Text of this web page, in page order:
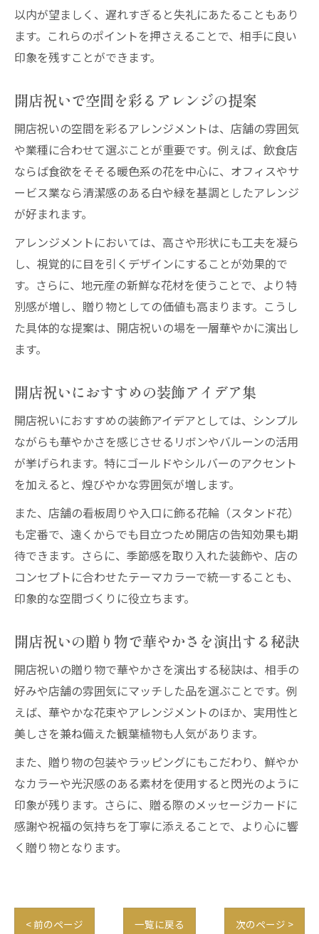
以内が望ましく、遅れすぎると失礼にあたることもあり
ます。これらのポイントを押さえることで、相手に良い
印象を残すことができます。
開店祝いで空間を彩るアレンジの提案
開店祝いの空間を彩るアレンジメントは、店舗の雰囲気
や業種に合わせて選ぶことが重要です。例えば、飲食店
ならば食欲をそそる暖色系の花を中心に、オフィスやサ
ービス業なら清潔感のある白や緑を基調としたアレンジ
が好まれます。
アレンジメントにおいては、高さや形状にも工夫を凝ら
し、視覚的に目を引くデザインにすることが効果的で
す。さらに、地元産の新鮮な花材を使うことで、より特
別感が増し、贈り物としての価値も高まります。こうし
た具体的な提案は、開店祝いの場を一層華やかに演出し
ます。
開店祝いにおすすめの装飾アイデア集
開店祝いにおすすめの装飾アイデアとしては、シンプル
ながらも華やかさを感じさせるリボンやバルーンの活用
が挙げられます。特にゴールドやシルバーのアクセント
を加えると、煌びやかな雰囲気が増します。
また、店舗の看板周りや入口に飾る花輪（スタンド花）
も定番で、遠くからでも目立つため開店の告知効果も期
待できます。さらに、季節感を取り入れた装飾や、店の
コンセプトに合わせたテーマカラーで統一することも、
印象的な空間づくりに役立ちます。
開店祝いの贈り物で華やかさを演出する秘訣
開店祝いの贈り物で華やかさを演出する秘訣は、相手の
好みや店舗の雰囲気にマッチした品を選ぶことです。例
えば、華やかな花束やアレンジメントのほか、実用性と
美しさを兼ね備えた観葉植物も人気があります。
また、贈り物の包装やラッピングにもこだわり、鮮やか
なカラーや光沢感のある素材を使用すると閃光のように
印象が残ります。さらに、贈る際のメッセージカードに
感謝や祝福の気持ちを丁寧に添えることで、より心に響
く贈り物となります。
< 前のページ 一覧に戻る 次のページ >